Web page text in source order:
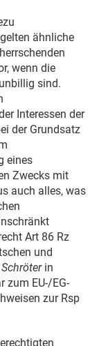
ähnliche
wenn die
sind.
Interessen der
der Grundsatz
eines
Zwecks mit
auch alles, was
Art 86 Rz
und
Schröterin
zum EU-/EG-
zur Rsp